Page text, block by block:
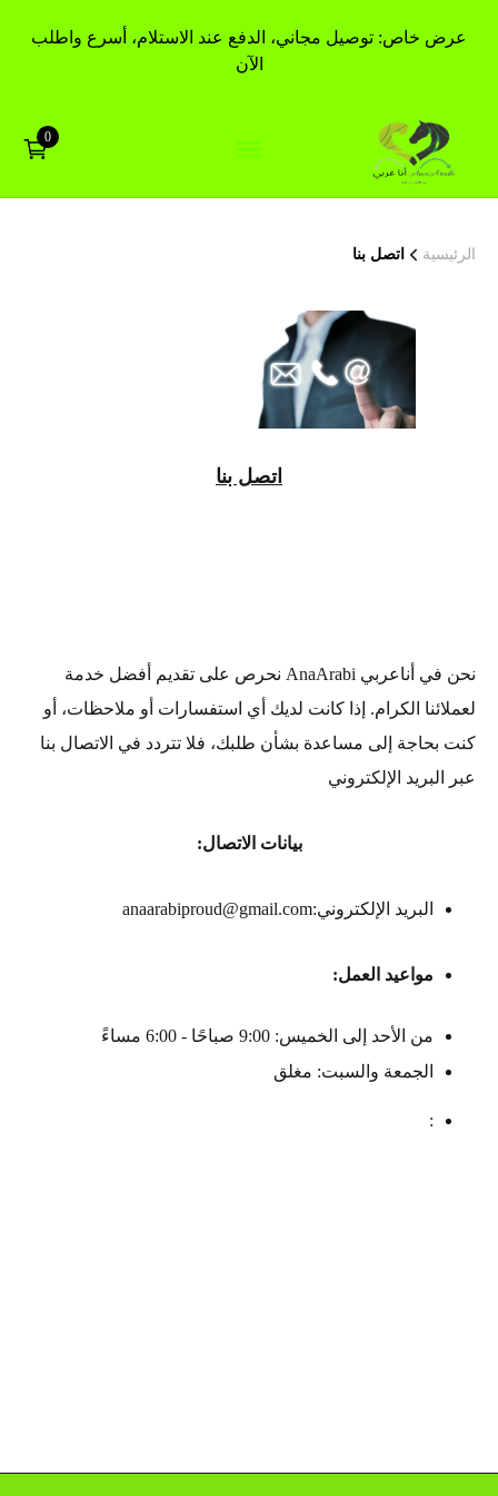
عرض خاص: توصيل مجاني، الدفع عند الاستلام، أسرع واطلب
الآن
0
الرئيسية اتصل بنا
اتصل بنا
نحن في أناعربي AnaArabi نحرص على تقديم أفضل خدمة
لعملائنا الكرام. إذا كانت لديك أي استفسارات أو ملاحظات، أو
كنت بحاجة إلى مساعدة بشأن طلبك، فلا تتردد في الاتصال بنا
عبر البريد الإلكتروني
بيانات الاتصال:
البريد الإلكتروني:anaarabiproud@gmail.com
مواعيد العمل:
من الأحد إلى الخميس: 9:00 صباحًا - 6:00 مساءً
الجمعة والسبت: مغلق
: